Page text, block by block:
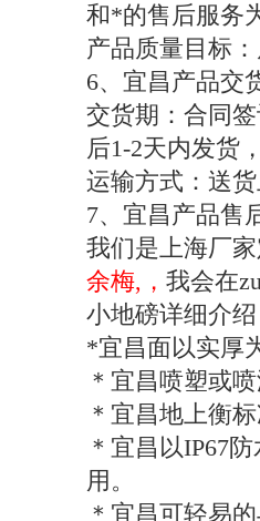
和*的售后服务
产品质量目标
6、宜昌产品交
交货期：合同
后1-2天内发货
运输方式：送
7、宜昌产品售
我们是上海厂
余梅,， 我会在
小地磅详细介绍
*宜昌面以实厚
＊宜昌喷塑或
＊宜昌地上衡
＊宜昌以IP67
用。
＊宜昌可轻易